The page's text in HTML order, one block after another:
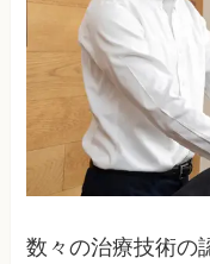
数々の治療技術の